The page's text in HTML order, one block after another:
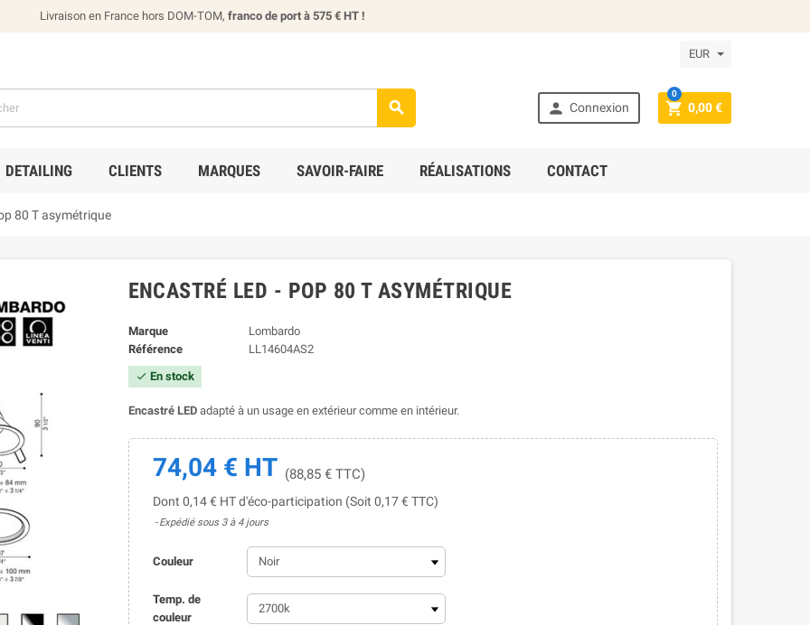
Livraison en France hors DOM-TOM, franco de port à 575 € HT !
EUR
  Connexion  0,00 €
0
DETAILING CLIENTS MARQUES SAVOIR-FAIRE RÉALISATIONS CONTACT
80 T asymétrique
ENCASTRÉ LED - POP 80 T ASYMÉTRIQUE
Marque
Lombardo
Référence
LL14604AS2
 En stock
Encastré LEDadapté à un usage en extérieur comme en intérieur.
74,04 € HT (88,85 € TTC)
Dont 0,14 € HT d'éco-participation (Soit 0,17 € TTC)
Expédié sous 3 à 4 jours
Couleur
Temp. de
couleur